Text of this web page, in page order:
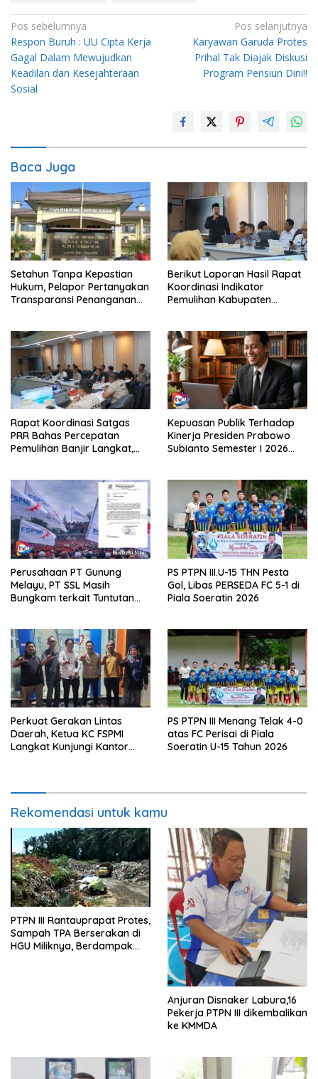
Navigasi
pos
Pos sebelumnya
Respon Buruh : UU Cipta Kerja
Gagal Dalam Mewujudkan
Keadilan dan Kesejahteraan
Sosial
Pos selanjutnya
Karyawan Garuda Protes
Prihal Tak Diajak Diskusi
Program Pensiun Dini!!
Baca Juga
Setahun Tanpa Kepastian
Hukum, Pelapor Pertanyakan
Transparansi Penanganan
Berikut Laporan Hasil Rapat
Koordinasi Indikator
Pemulihan Kabupaten
Rapat Koordinasi Satgas
PRR Bahas Percepatan
Pemulihan Banjir Langkat,
Kepuasan Publik Terhadap
Kinerja Presiden Prabowo
Subianto Semester I 2026
Perusahaan PT Gunung
Melayu, PT SSL Masih
Bungkam terkait Tuntutan
Sudah Dilayangkan
PS PTPN III.U-15 THN Pesta
Gol, Libas PERSEDA FC 5-1 di
Piala Soeratin 2026
Perkuat Gerakan Lintas
Daerah, Ketua KC FSPMI
Langkat Kunjungi Kantor
PS PTPN III Menang Telak 4-0
atas FC Perisai di Piala
Soeratin U-15 Tahun 2026
Rekomendasi untuk kamu
PTPN III Rantauprapat Protes,
Sampah TPA Berserakan di
HGU Miliknya, Berdampak
Anjuran Disnaker Labura,16
Pekerja PTPN III dikembalikan
ke KMMDA